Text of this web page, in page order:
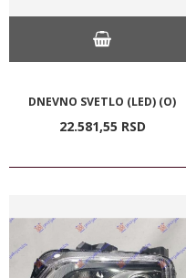
DNEVNO SVETLO (LED) (O)
22.581,55 RSD